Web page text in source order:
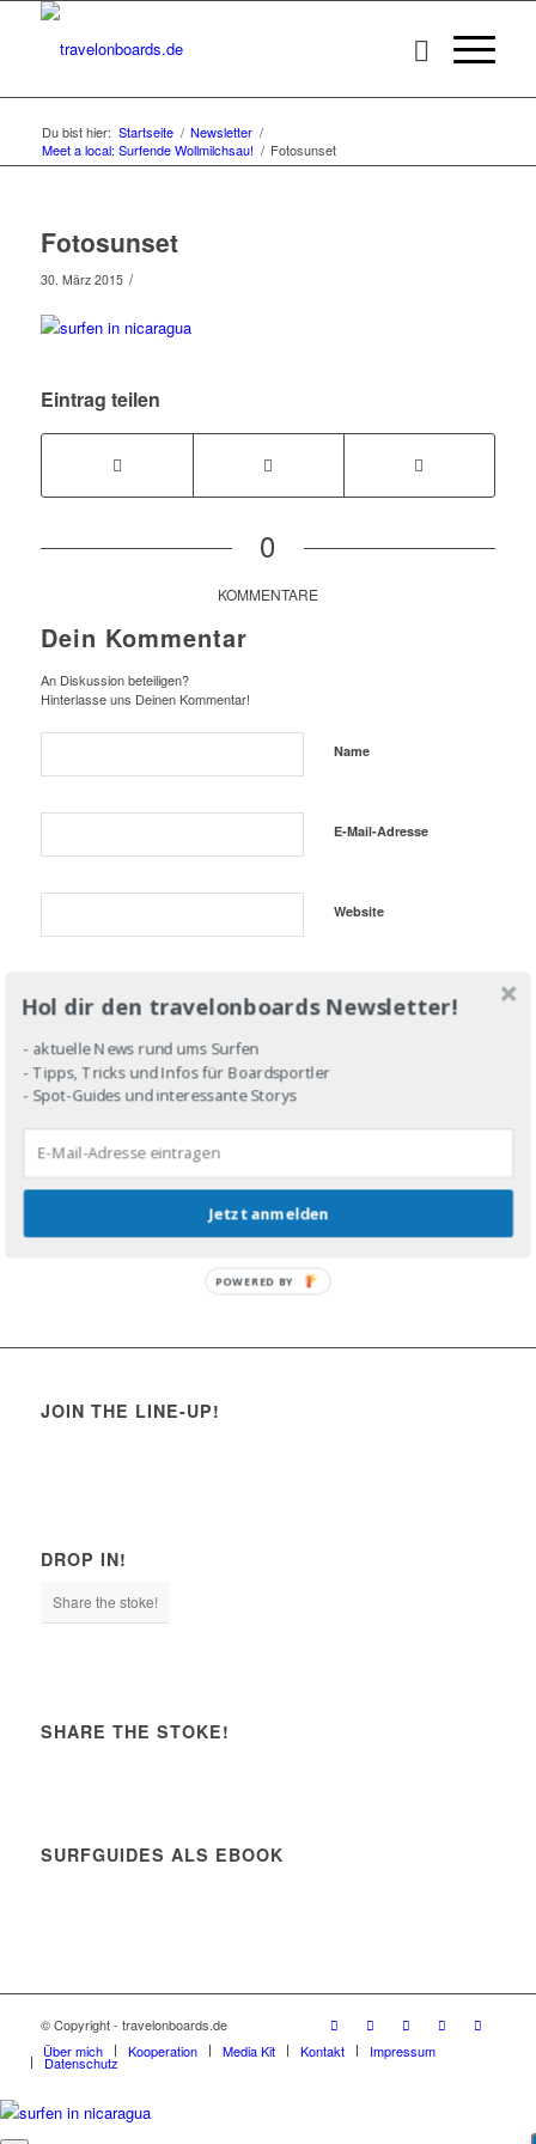
Du bist hier: Startseite / Newsletter /
Meet a local: Surfende Wollmilchsau! / Fotosunset
Fotosunset
30. März 2015 /
Eintrag teilen
0
KOMMENTARE
Dein Kommentar
An Diskussion beteiligen?
Hinterlasse uns Deinen Kommentar!
Name
E-Mail-Adresse
Website
JOIN THE LINE-UP!
DROP IN!
Share the stoke!
SHARE THE STOKE!
SURFGUIDES ALS EBOOK
© Copyright - travelonboards.de
Über mich
Kooperation Media Kit Kontakt Impressum
Datenschutz
Hol dir den travelonboards Newsletter!
- aktuelle News rund ums Surfen
- Tipps, Tricks und Infos für Boardsportler
- Spot-Guides und interessante Storys
Jetzt anmelden
POWERED BY